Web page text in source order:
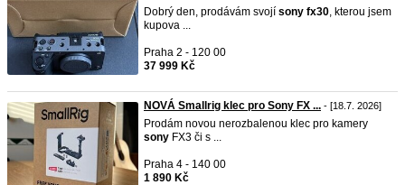
Dobrý den, prodávám svojí sony fx30, kterou jsem
kupova ...
Praha 2 - 120 00
37 999 Kč
NOVÁ Smallrig klec pro Sony FX ... - [18.7. 2026]
Prodám novou nerozbalenou klec pro kamery
sony FX3 či s ...
Praha 4 - 140 00
1 890 Kč